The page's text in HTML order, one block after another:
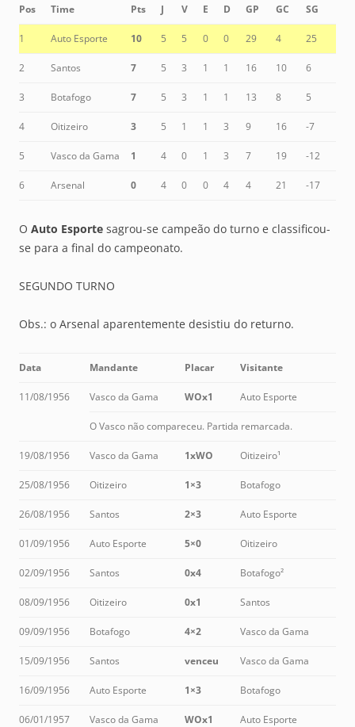
Pos Time Pts J V E D GP GC SG
1 Auto Esporte 10 5 5 0 0 29 4 25
2 Santos 7 5 3 1 1 16 10 6
3 Botafogo 7 5 3 1 1 13 8 5
4 Oitizeiro 3 5 1 1 3 9 16 -7
5 Vasco da Gama 1 4 0 1 3 7 19 -12
6 Arsenal 0 4 0 0 4 4 21 -17
O Auto Esporte sagrou-se campeão do turno e classificou-
se para a final do campeonato.
SEGUNDO TURNO
Obs.: o Arsenal aparentemente desistiu do returno.
Data Mandante Placar Visitante
11/08/1956 Vasco da Gama WOx1 Auto Esporte
O Vasco não compareceu. Partida remarcada.
19/08/1956 Vasco da Gama 1xWO Oitizeiro¹
25/08/1956 Oitizeiro 1×3 Botafogo
26/08/1956 Santos 2×3 Auto Esporte
01/09/1956 Auto Esporte 5×0 Oitizeiro
02/09/1956 Santos 0x4 Botafogo²
08/09/1956 Oitizeiro 0x1 Santos
09/09/1956 Botafogo 4×2 Vasco da Gama
15/09/1956 Santos venceu Vasco da Gama
16/09/1956 Auto Esporte 1×3 Botafogo
06/01/1957 Vasco da Gama WOx1 Auto Esporte